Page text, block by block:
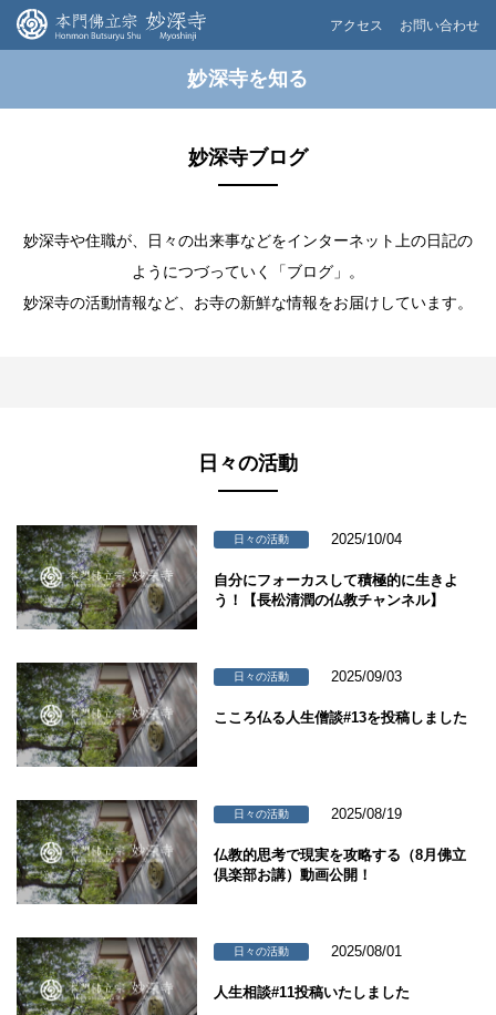
アクセス お問い合わせ
妙深寺を知る
妙深寺ブログ
妙深寺や住職が、⽇々の出来事などをインターネット上の⽇記の
ようにつづっていく「ブログ」。
妙深寺の活動情報など、お寺の新鮮な情報をお届けしています。
日々の活動
日々の活動 2025/10/04
自分にフォーカスして積極的に生きよ
う！【長松清潤の仏教チャンネル】
日々の活動 2025/09/03
こころ仏る人生僧談#13を投稿しました
日々の活動 2025/08/19
仏教的思考で現実を攻略する（8月佛立
倶楽部お講）動画公開！
日々の活動 2025/08/01
人生相談#11投稿いたしました